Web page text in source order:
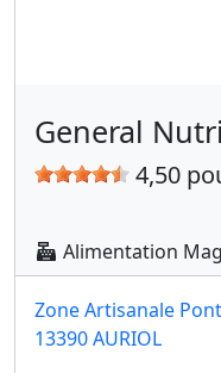
General
4,50
Alimentation
Zone Artisanale
13390 AURIOL